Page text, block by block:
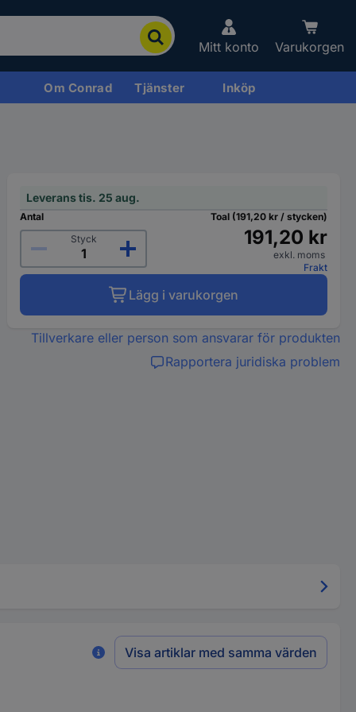
Mitt konto Varukorgen
Om Conrad Tjänster Inköp
Leverans tis. 25 aug.
Antal
Styck
Toal (191,20 kr / stycken)
191,20 kr
exkl. moms
Frakt
Lägg i varukorgen
Tillverkare eller person som ansvarar för produkten
Rapportera juridiska problem
Visa artiklar med samma värden